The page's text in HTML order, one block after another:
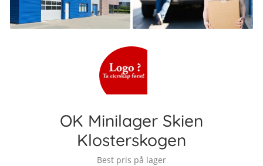
OK Minilager Skien
Klosterskogen
Best pris på lager